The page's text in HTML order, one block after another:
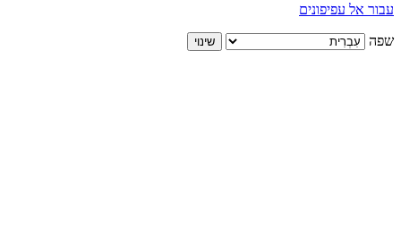
עבור אל עפיפונים
שפה